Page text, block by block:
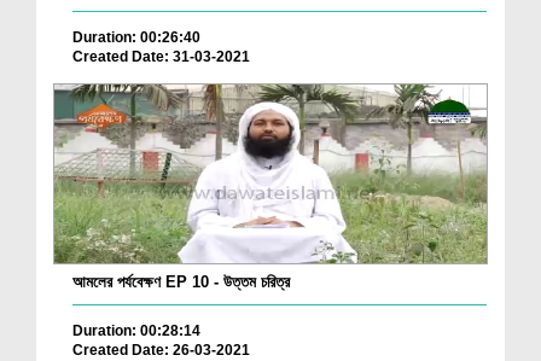
Duration: 00:26:40
Created Date: 31-03-2021
আমলের পর্যবেক্ষণ EP 10 - উত্তম চরিত্র
Duration: 00:28:14
Created Date: 26-03-2021